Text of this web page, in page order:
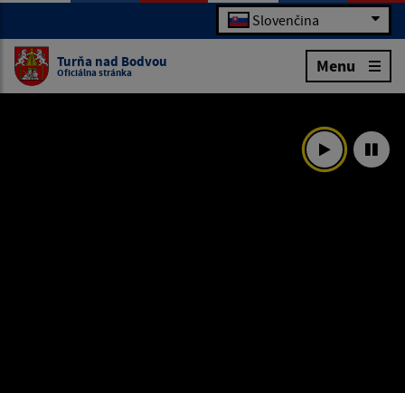
Slovenčina
Turňa nad Bodvou
Oficiálna stránka Menu